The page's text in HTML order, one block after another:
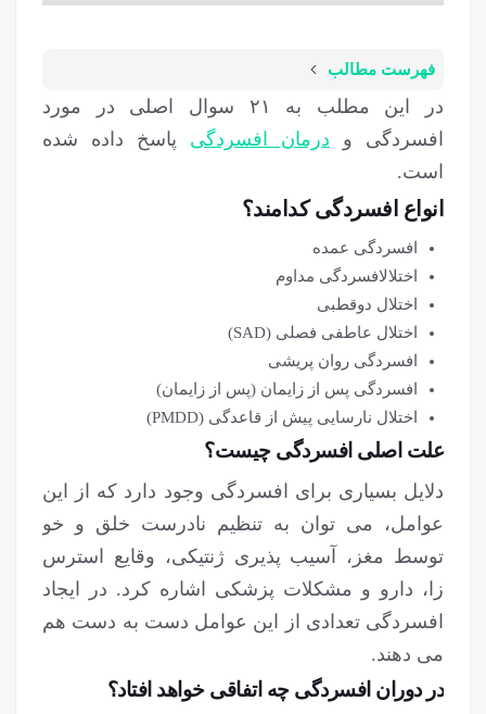
فهرست مطالب
در این مطلب به ۲۱ سوال اصلی در مورد
افسردگی و درمان افسردگی پاسخ داده شده
است.
انواع افسردگی کدامند؟
افسردگی عمده
اختلالافسردگی مداوم
اختلال دوقطبی
اختلال عاطفی فصلی (SAD)
افسردگی روان پریشی
افسردگی پس از زایمان (پس از زایمان)
اختلال نارسایی پیش از قاعدگی (PMDD)
علت اصلی افسردگی چیست؟
دلایل بسیاری برای افسردگی وجود دارد که از این
عوامل، می توان به تنظیم نادرست خلق و خو
توسط مغز، آسیب پذیری ژنتیکی، وقایع استرس
زا، دارو و مشکلات پزشکی اشاره کرد. در ایجاد
افسردگی تعدادی از این عوامل دست به دست هم
می دهند.
در دوران افسردگی چه اتفاقی خواهد افتاد؟